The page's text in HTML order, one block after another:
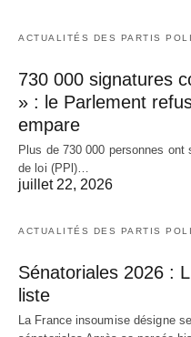
ACTUALITÉS DES PARTIS
730 000 signatures
» : le Parlement
empare
Plus de 730 000 personnes
de loi (PPl)…
juillet 22, 2026
ACTUALITÉS DES PARTIS
Sénatoriales 2026 :
liste
La France insoumise désigne